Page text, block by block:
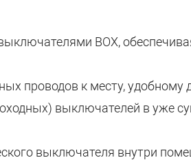
BOX,
проводов к месту, удобному
выключателей в уже
выключателя внутри